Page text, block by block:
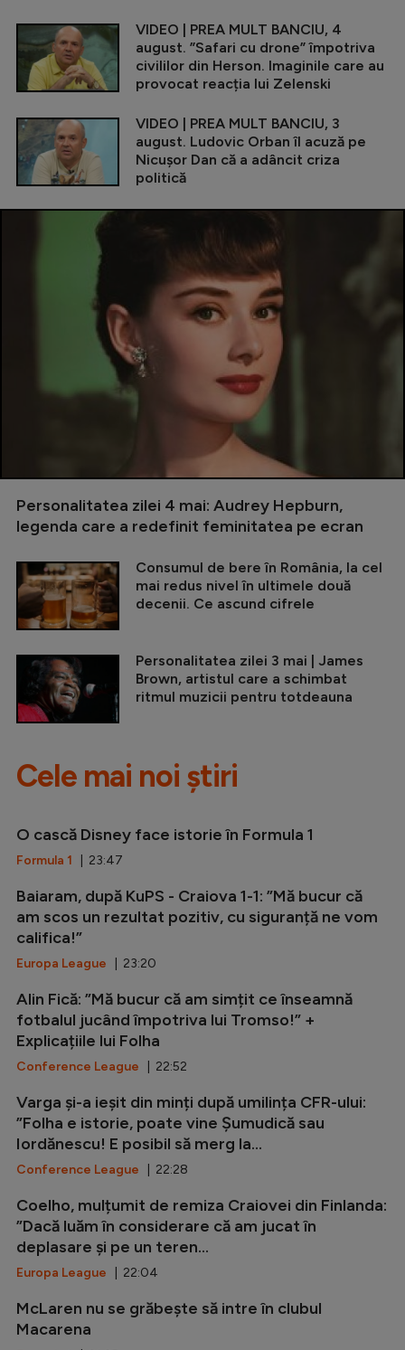
VIDEO | PREA MULT BANCIU, 4
august. ”Safari cu drone” împotriva
civililor din Herson. Imaginile care au
provocat reacția lui Zelenski
VIDEO | PREA MULT BANCIU, 3
august. Ludovic Orban îl acuză pe
Nicușor Dan că a adâncit criza
politică
Personalitatea zilei 4 mai: Audrey Hepburn,
legenda care a redefinit feminitatea pe ecran
Consumul de bere în România, la cel
mai redus nivel în ultimele două
decenii. Ce ascund cifrele
Personalitatea zilei 3 mai | James
Brown, artistul care a schimbat
ritmul muzicii pentru totdeauna
Cele mai noi știri
O cască Disney face istorie în Formula 1
Formula 1 | 23:47
Baiaram, după KuPS - Craiova 1-1: ”Mă bucur că
am scos un rezultat pozitiv, cu siguranță ne vom
califica!”
Europa League | 23:20
Alin Fică: ”Mă bucur că am simțit ce înseamnă
fotbalul jucând împotriva lui Tromso!” +
Explicațiile lui Folha
Conference League | 22:52
Varga și-a ieșit din minți după umilința CFR-ului:
”Folha e istorie, poate vine Șumudică sau
Iordănescu! E posibil să merg la...
Conference League | 22:28
Coelho, mulțumit de remiza Craiovei din Finlanda:
”Dacă luăm în considerare că am jucat în
deplasare și pe un teren...
Europa League | 22:04
McLaren nu se grăbește să intre în clubul
Macarena